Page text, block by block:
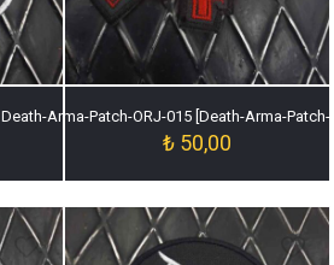
Death-Arma-Patch-ORJ-015 [Death-Arma-Patch-
₺ 50,00